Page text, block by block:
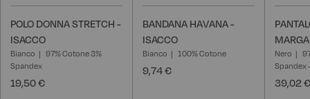
POLO DONNA STRETCH -
ISACCO
Bianco
97% Cotone 3%
Spandex
19,50 €
BANDANA HAVANA -
ISACCO
Bianco 100% Cotone
9,74 €
Nero
Spandex
39,02 €